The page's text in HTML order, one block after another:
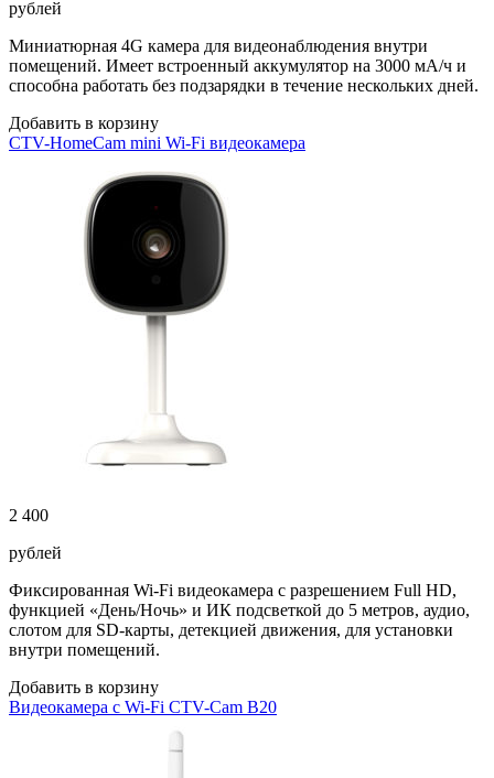
рублей
Миниатюрная 4G камера для видеонаблюдения внутри
помещений. Имеет встроенный аккумулятор на 3000 мА/ч и
способна работать без подзарядки в течение нескольких дней.
Добавить в корзину
CTV-HomeCam mini Wi-Fi видеокамера
2 400
рублей
Фиксированная Wi-Fi видеокамера с разрешением Full HD,
функцией «День/Ночь» и ИК подсветкой до 5 метров, аудио,
слотом для SD-карты, детекцией движения, для установки
внутри помещений.
Добавить в корзину
Видеокамера с Wi-Fi CTV-Cam B20